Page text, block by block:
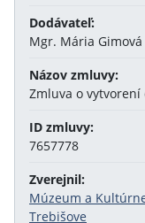
Dodávateľ:
Mgr. Mária Gimová
Názov zmluvy:
Zmluva o
ID zmluvy:
7657778
Zverejnil:
Múzeum a
Trebišove